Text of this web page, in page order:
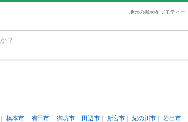
地元の掲示板 ジモティー
橋本市 有田市 御坊市 田辺市 新宮市 紀の川市
岩出市